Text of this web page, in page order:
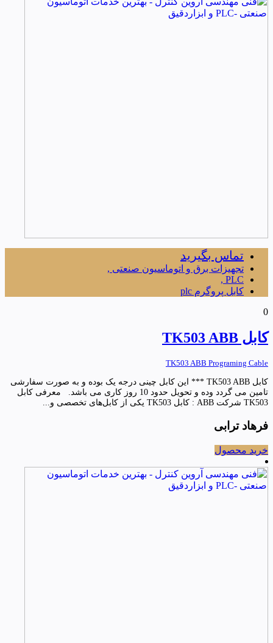
تماس بگیرید
تجهیزات برق و اتوماسیون صنعتی ,
PLC ,
کابل پروگرم plc
0
کابل TK503 ABB
TK503 ABB Programing Cable
کابل TK503 ABB *** این کابل چینی درجه یک بوده و به صورت سفارشی
تامین می گردد وده و تحویل حدود 10 روز کاری می باشد. معرفی کابل
TK503 شرکت ABB : کابل TK503 یکی از کابل‌های تخصصی و...
فرهاد ترابی
خرید محصول